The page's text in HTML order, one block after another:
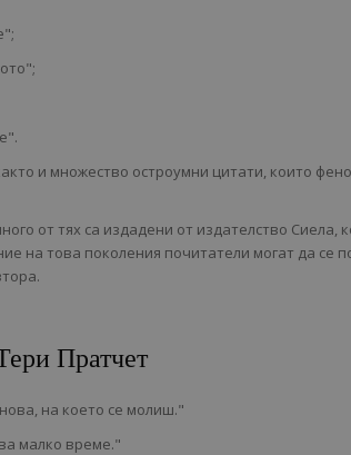
и множество остроумни цитати, които
от тях са издадени от издателство Сиела,
на това поколения почитатели могат да се
Пратчет
на което се молиш."
малко време."